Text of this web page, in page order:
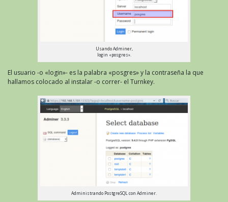
Usando Adminer,
login «posgres».
El usuario -o «login»- es la palabra «posgres» y la contraseña la que
hallamos colocado al instalar -o correr- el Turnkey.
Administrando PostgreSQL con Adminer.